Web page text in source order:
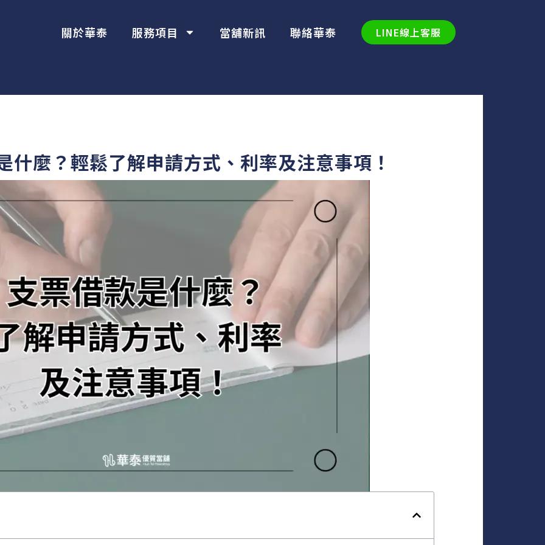
關於華泰 服務項目 當舖新訊 聯絡華泰 LINE線上客服
什麼？輕鬆了解申請方式、利率及注意事項！